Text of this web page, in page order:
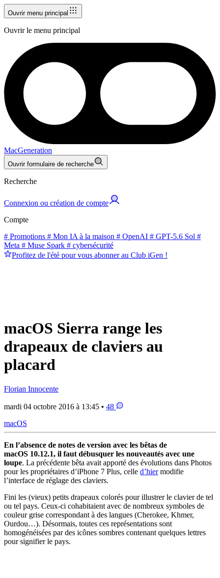
Ouvrir menu principal
Ouvrir le menu principal
MacGeneration
Ouvrir formulaire de recherche
Recherche
Connexion ou création de compte
Compte
# Promotions # Mon IA à la maison # OpenAI # GPT-5.6 Sol #
Meta # Muse Spark # cybersécurité
Profitez de l'été pour vous abonner au Club iGen !
macOS Sierra range les
drapeaux de claviers au
placard
Florian Innocente
mardi 04 octobre 2016 à 13:45 • 48
macOS
En l’absence de notes de version avec les bêtas de
macOS 10.12.1, il faut débusquer les nouveautés avec une
loupe. La précédente bêta avait apporté des évolutions dans Photos
pour les propriétaires d’iPhone 7 Plus, celle d’hiermodifie
l’interface de réglage des claviers.
Fini les (vieux) petits drapeaux colorés pour illustrer le clavier de tel
ou tel pays. Ceux-ci cohabitaient avec de nombreux symboles de
couleur grise correspondant à des langues (Cherokee, Khmer,
Ourdou…). Désormais, toutes ces représentations sont
homogénéisées par des icônes sombres contenant quelques lettres
pour signifier le pays.